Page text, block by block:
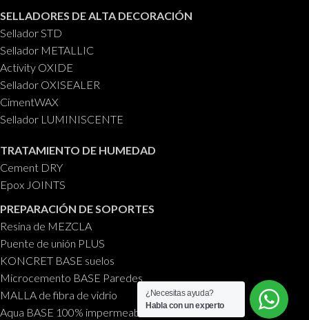
SELLADORES DE ALTA DECORACIÓN
Sellador STD
Sellador METALLIC
Activity OXIDE
Sellador OXISEALER
CimentWAX
Sellador LUMINISCENTE
TRATAMIENTO DE HUMEDAD
Cement DRY
Epox JOINTS
PREPARACIÓN DE SOPORTES
Resina de MEZCLA
Puente de unión PLUS
KONCRET BASE suelos
Microcemento BASE Paredes
MALLA de fibra de vidrio
Aqua BASE 100% impermeable
¿Necesitas ayuda?
Habla con un experto